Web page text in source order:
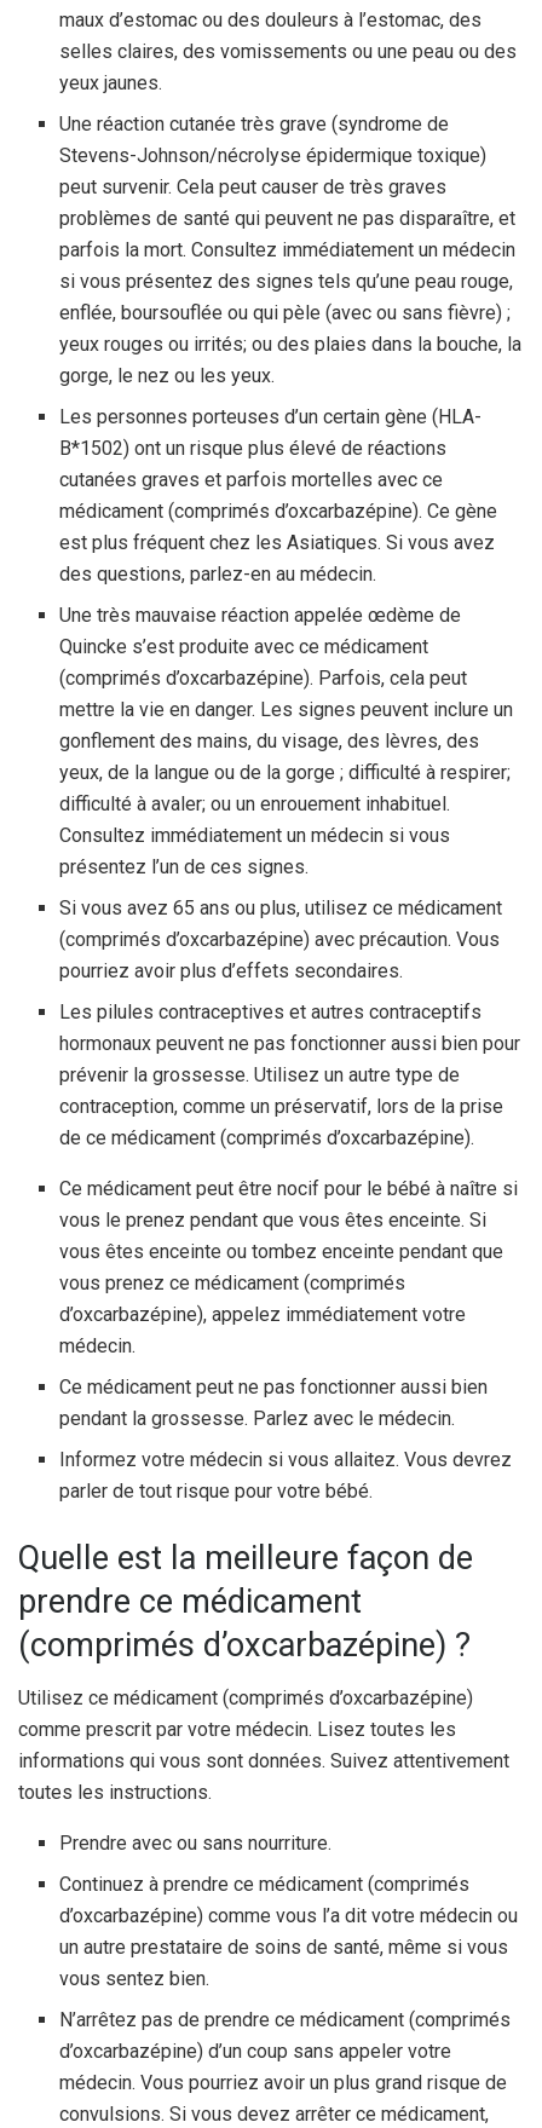
maux d’estomac ou des douleurs à l’estomac, des
selles claires, des vomissements ou une peau ou des
yeux jaunes.
Une réaction cutanée très grave (syndrome de
Stevens-Johnson/nécrolyse épidermique toxique)
peut survenir. Cela peut causer de très graves
problèmes de santé qui peuvent ne pas disparaître, et
parfois la mort. Consultez immédiatement un médecin
si vous présentez des signes tels qu’une peau rouge,
enflée, boursouflée ou qui pèle (avec ou sans fièvre) ;
yeux rouges ou irrités; ou des plaies dans la bouche, la
gorge, le nez ou les yeux.
Les personnes porteuses d’un certain gène (HLA-
B*1502) ont un risque plus élevé de réactions
cutanées graves et parfois mortelles avec ce
médicament (comprimés d’oxcarbazépine). Ce gène
est plus fréquent chez les Asiatiques. Si vous avez
des questions, parlez-en au médecin.
Une très mauvaise réaction appelée œdème de
Quincke s’est produite avec ce médicament
(comprimés d’oxcarbazépine). Parfois, cela peut
mettre la vie en danger. Les signes peuvent inclure un
gonflement des mains, du visage, des lèvres, des
yeux, de la langue ou de la gorge ; difficulté à respirer;
difficulté à avaler; ou un enrouement inhabituel.
Consultez immédiatement un médecin si vous
présentez l’un de ces signes.
Si vous avez 65 ans ou plus, utilisez ce médicament
(comprimés d’oxcarbazépine) avec précaution. Vous
pourriez avoir plus d’effets secondaires.
Les pilules contraceptives et autres contraceptifs
hormonaux peuvent ne pas fonctionner aussi bien pour
prévenir la grossesse. Utilisez un autre type de
contraception, comme un préservatif, lors de la prise
de ce médicament (comprimés d’oxcarbazépine).
Ce médicament peut être nocif pour le bébé à naître si
vous le prenez pendant que vous êtes enceinte. Si
vous êtes enceinte ou tombez enceinte pendant que
vous prenez ce médicament (comprimés
d’oxcarbazépine), appelez immédiatement votre
médecin.
Ce médicament peut ne pas fonctionner aussi bien
pendant la grossesse. Parlez avec le médecin.
Informez votre médecin si vous allaitez. Vous devrez
parler de tout risque pour votre bébé.
Quelle est la meilleure façon de
prendre ce médicament
(comprimés d’oxcarbazépine) ?
Utilisez ce médicament (comprimés d’oxcarbazépine)
comme prescrit par votre médecin. Lisez toutes les
informations qui vous sont données. Suivez attentivement
toutes les instructions.
Prendre avec ou sans nourriture.
Continuez à prendre ce médicament (comprimés
d’oxcarbazépine) comme vous l’a dit votre médecin ou
un autre prestataire de soins de santé, même si vous
vous sentez bien.
N’arrêtez pas de prendre ce médicament (comprimés
d’oxcarbazépine) d’un coup sans appeler votre
médecin. Vous pourriez avoir un plus grand risque de
convulsions. Si vous devez arrêter ce médicament,